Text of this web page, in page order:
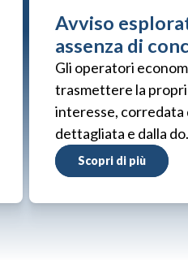
Avviso
assenza di
Gli operatori
trasmettere la
interesse, corredata
dettagliata e dalla
Scopri di più